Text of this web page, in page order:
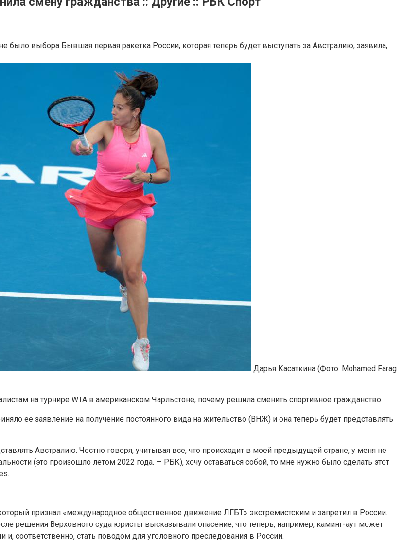
не было выбора Бывшая первая ракетка России, которая теперь будет выступать за Австралию, заявила,
Дарья Касаткина (Фото: Mohamed Farag
на турнире WTA в американском Чарльстоне, почему решила сменить спортивное гражданство.
ее заявление на получение постоянного вида на жительство (ВНЖ) и она теперь будет представлять
Австралию. Честно говоря, учитывая все, что происходит в моей предыдущей стране, у меня не
(это произошло летом 2022 года. — РБК), хочу оставаться собой, то мне нужно было сделать этот
признал «международное общественное движение ЛГБТ» экстремистским и запретил в России.
решения Верховного суда юристы высказывали опасение, что теперь, например, каминг-аут может
соответственно, стать поводом для уголовного преследования в России.